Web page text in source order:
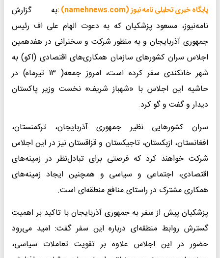
پایگاه خبری تحلیلی نامه نیوز (namehnews.com) :
به گزارش
نامه‌نیوز، مسعود پزشکیان که به دعوت الهام علی اف رئیس
جمهوری آذربایجان و به منظور شرکت و سخنرانی در هفدهمین
اجلاس سران کشورهای سازمان همکاری‌های اقتصادی (اکو) به
شهر خانکندی سفر کرده است، امروز جمعه( ۱۳ تیرماه) در
حاشیه این اجلاس با «شهباز شریف» نخست وزیر پاکستان
دیدار و گفت و گو کرد.
سران کشورهایی نظیر جمهوری آذربایجان، ترکمنستان،
افغانستان، ازبکستان، تاجیکستان و قزاقستان نیز در این اجلاس
شرکت خواهند کرد که فرصتی برای تبادل‌نظر در زمینه‌های
اقتصادی، اجتماعی و سیاسی و همچنین ایجاد زمینه‌های
همکاری مشترک در راستای منافع منطقه‌ای است.
پزشکیان پیش از سفر به جمهوری آذربایجان با تاکید بر اهمیت
گسترش روابط منطقه‌ای درباره این سفر گفت: امید می‌رود
حضور در این اجلاس علاوه بر تقویت تعاملات سیاسی،